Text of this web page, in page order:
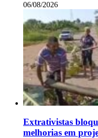
06/08/2026
Extrativistas
melhorias em